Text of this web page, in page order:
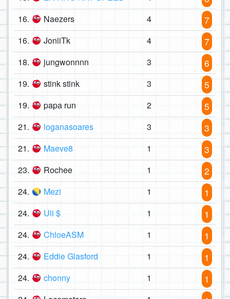
16. Naezers 4 7
16. JoniiTk 4 7
18. jungwonnnn 3 6
19. stink stink 3 5
19. papa run 2 5
21. loganasoares 3 3
21. Maeve8 1 3
23. Rochee 1 2
24. Mezi 1 1
24. Uli $ 1 1
24. ChloeASM 1 1
24. Eddie Glasford 1 1
24. chonny 1 1